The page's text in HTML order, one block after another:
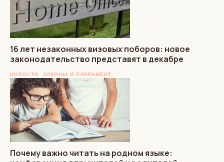
16 лет незаконных визовых поборов: новое
законодательство представят в декабре
НОВОСТИ ЗАКОНЫ И ПАРЛАМЕНТ
Почему важно читать на родном языке: